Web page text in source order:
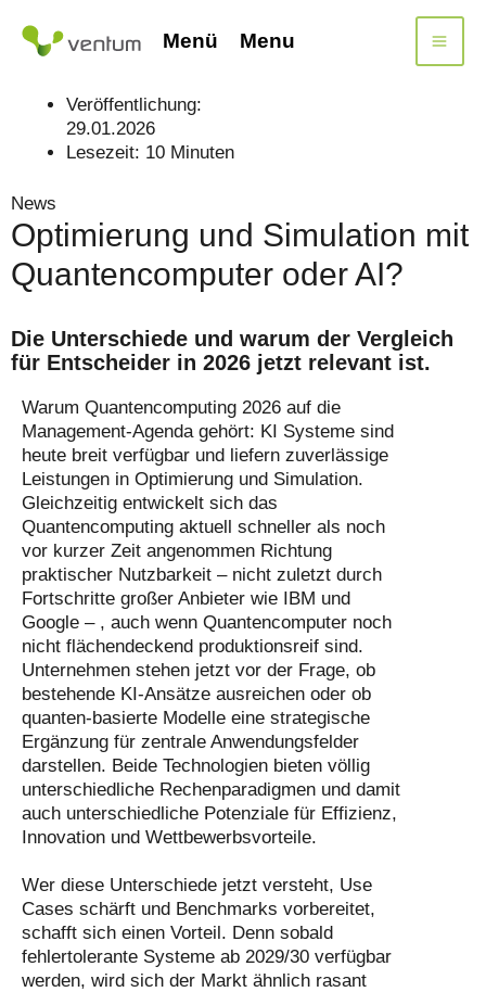
Inhalt
springen
Menü Menu
Veröffentlichung:
29.01.2026
Lesezeit: 10 Minuten
News
Optimierung und Simulation mit
Quantencomputer oder AI?
Die Unterschiede und warum der Vergleich
für Entscheider in 2026 jetzt relevant ist.
Warum Quantencomputing 2026 auf die
Management-Agenda gehört: KI Systeme sind
heute breit verfügbar und liefern zuverlässige
Leistungen in Optimierung und Simulation.
Gleichzeitig entwickelt sich das
Quantencomputing aktuell schneller als noch
vor kurzer Zeit angenommen Richtung
praktischer Nutzbarkeit – nicht zuletzt durch
Fortschritte großer Anbieter wie IBM und
Google – , auch wenn Quantencomputer noch
nicht flächendeckend produktionsreif sind.
Unternehmen stehen jetzt vor der Frage, ob
bestehende KI-Ansätze ausreichen oder ob
quanten-basierte Modelle eine strategische
Ergänzung für zentrale Anwendungsfelder
darstellen. Beide Technologien bieten völlig
unterschiedliche Rechenparadigmen und damit
auch unterschiedliche Potenziale für Effizienz,
Innovation und Wettbewerbsvorteile.
Wer diese Unterschiede jetzt versteht, Use
Cases schärft und Benchmarks vorbereitet,
schafft sich einen Vorteil. Denn sobald
fehlertolerante Systeme ab 2029/30 verfügbar
werden, wird sich der Markt ähnlich rasant